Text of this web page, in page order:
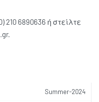
6890636 ή στείλτε
Summer-2024